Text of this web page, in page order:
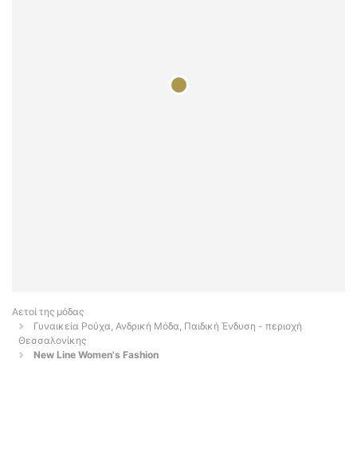
Αετοί της μόδας
Γυναικεία Ρούχα, Ανδρική Μόδα, Παιδική Ένδυση - περιοχή
Θεσσαλονίκης
New Line Women's Fashion